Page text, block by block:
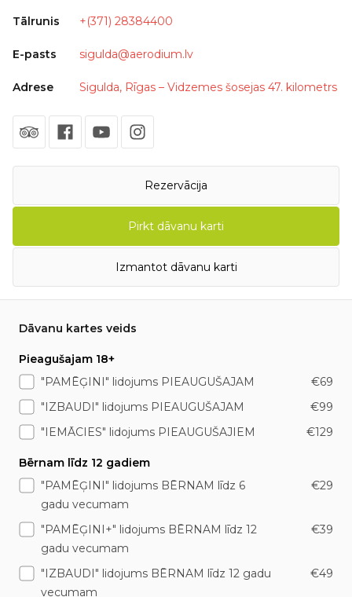
Tālrunis +(371) 28384400
E-pasts sigulda@aerodium.lv
Adrese Sigulda, Rīgas – Vidzemes šosejas 47. kilometrs
Rezervācija
Pirkt dāvanu karti
Izmantot dāvanu karti
Dāvanu kartes veids
Pieagušajam 18+
"PAMĒĢINI" lidojums PIEAUGUŠAJAM
€69
"IZBAUDI" lidojums PIEAUGUŠAJAM
€99
"IEMĀCIES" lidojums PIEAUGUŠAJIEM
€129
Bērnam līdz 12 gadiem
"PAMĒĢINI" lidojums BĒRNAM līdz 6
gadu vecumam
€29
"PAMĒĢINI+" lidojums BĒRNAM līdz 12
gadu vecumam
€39
"IZBAUDI" lidojums BĒRNAM līdz 12 gadu
vecumam
€49